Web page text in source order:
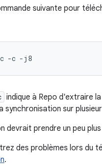
suivante pour
-c -j8
indique à Repo d'extraire
synchronisation sur
devrait prendre un peu
des problèmes lors du
.